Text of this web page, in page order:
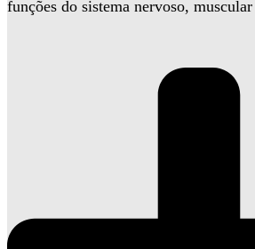
funções do sistema nervoso,